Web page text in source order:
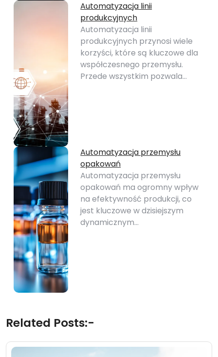
Automatyzacja linii
produkcyjnych
Automatyzacja linii
produkcyjnych przynosi wiele
korzyści, które są kluczowe dla
współczesnego przemysłu.
Przede wszystkim pozwala…
Automatyzacja przemysłu
opakowań
Automatyzacja przemysłu
opakowań ma ogromny wpływ
na efektywność produkcji, co
jest kluczowe w dzisiejszym
dynamicznym…
Related Posts:-